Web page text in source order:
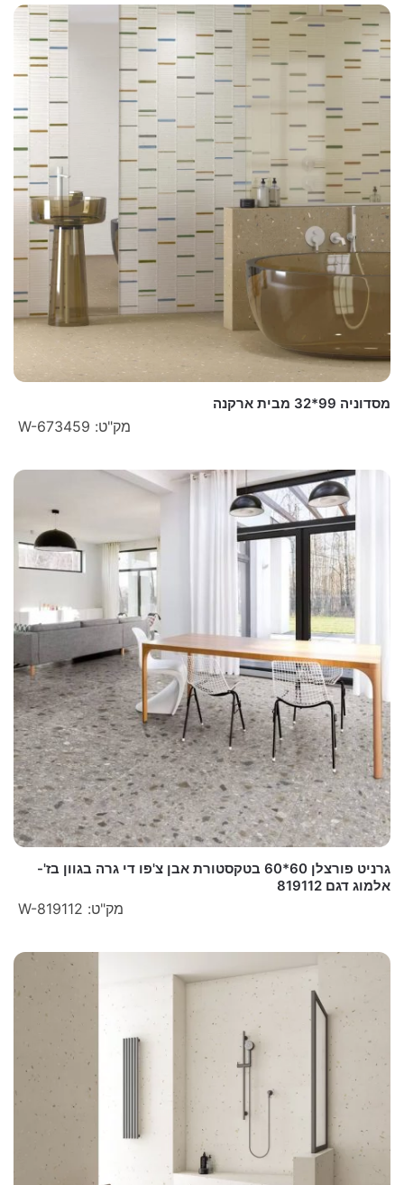
מסדוניה 99*32 מבית ארקנה
מק"ט: W-673459
גרניט פורצלן 60*60 בטקסטורת אבן צ'פו די גרה בגוון בז'-
אלמוג דגם 819112
מק"ט: W-819112